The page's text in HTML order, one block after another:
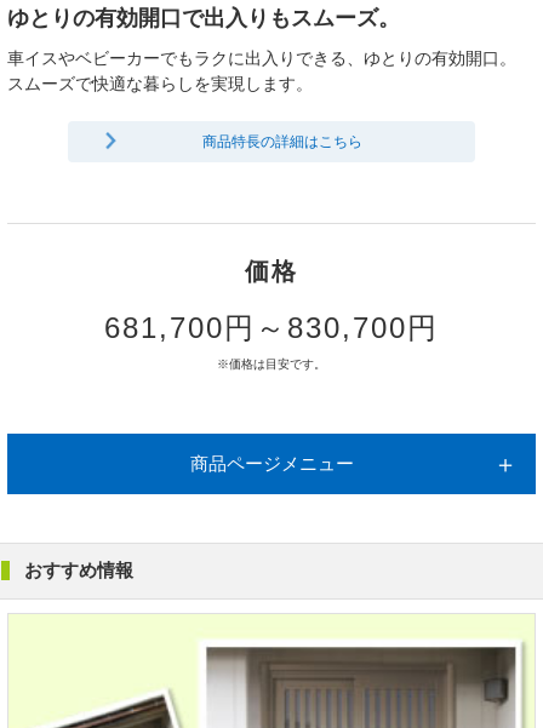
ゆとりの有効開口で出入りもスムーズ。
車イスやベビーカーでもラクに出入りできる、ゆとりの有効開口。
スムーズで快適な暮らしを実現します。
商品特長の詳細はこちら
価格
681,700円～830,700円
※価格は目安です。
商品ページメニュー
おすすめ情報